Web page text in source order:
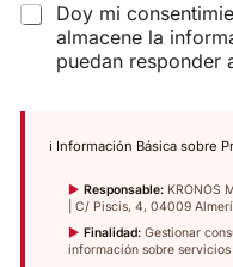
Doy mi
almacene la
puedan responder
ℹ️ Información Básica sobre
► Responsable: KRONOS
| C/ Piscis, 4, 04009
► Finalidad: Gestionar
información sobre